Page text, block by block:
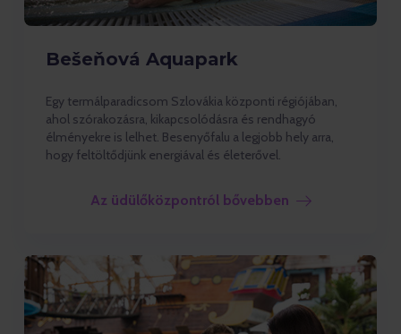
Bešeňová Aquapark
Egy termálparadicsom Szlovákia központi régiójában,
ahol szórakozásra, kikapcsolódásra és rendhagyó
élményekre is lelhet. Besenyőfalu a legjobb hely arra,
hogy feltöltődjünk energiával és életerővel.
Az üdülőközpontról bővebben